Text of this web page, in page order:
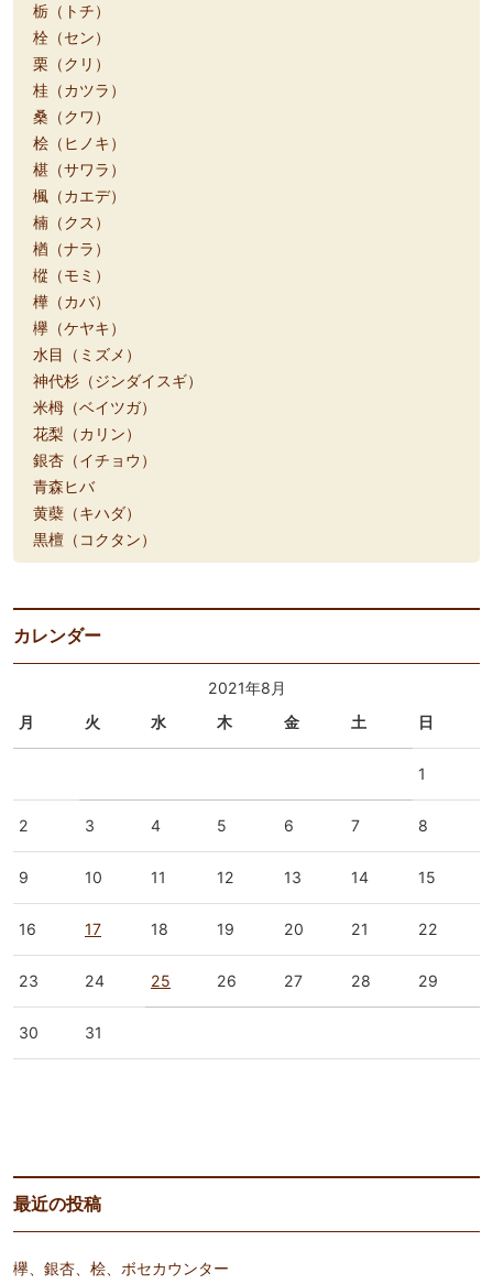
栃（トチ）
栓（セン）
栗（クリ）
桂（カツラ）
桑（クワ）
桧（ヒノキ）
椹（サワラ）
楓（カエデ）
楠（クス）
楢（ナラ）
樅（モミ）
樺（カバ）
欅（ケヤキ）
水目（ミズメ）
神代杉（ジンダイスギ）
米栂（ベイツガ）
花梨（カリン）
銀杏（イチョウ）
青森ヒバ
黄蘗（キハダ）
黒檀（コクタン）
カレンダー
2021年8月
月
火 水 木 金 土 日
1
2 3 4 5 6 7 8
9 10 11 12 13 14 15
16 17 18 19 20 21 22
23 24 25 26 27 28 29
30 31
最近の投稿
欅、銀杏、桧、ボセカウンター